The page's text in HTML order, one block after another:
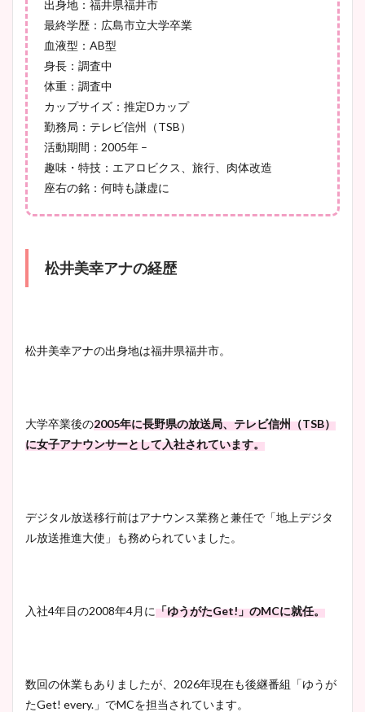
宇賀神メグアナのニット画像
まとめ！足も美脚でカップも
池谷実悠アナのメガネ画像が
かわいい！カップや水着姿も
出身地：福井県福井市
最終学歴：広島市立大学卒業
血液型：AB型
身長：調査中
体重：調査中
カップサイズ：推定Dカップ
勤務局：テレビ信州（TSB）
活動期間：2005年 –
趣味・特技：エアロビクス、旅行、肉体改造
座右の銘：何時も謙虚に
松井美幸アナの経歴
松井美幸アナの出身地は福井県福井市。
大学卒業後の2005年に長野県の放送局、テレビ信州（TSB）
に女子アナウンサーとして入社されています。
デジタル放送移行前はアナウンス業務と兼任で「地上デジタ
ル放送推進大使」も務められていました。
入社4年目の2008年4月に「ゆうがたGet!」のMCに就任。
数回の休業もありましたが、2026年現在も後継番組「ゆうが
たGet! every.」でMCを担当されています。